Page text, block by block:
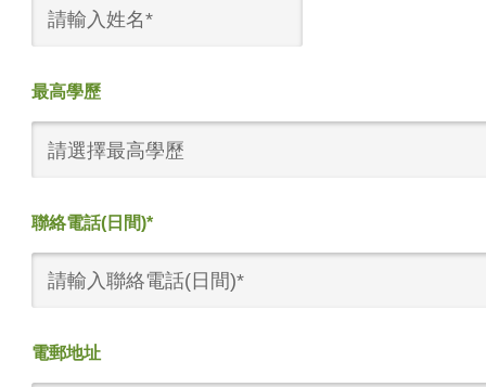
最高學歷
請選擇最高學歷
聯絡電話(日間)*
電郵地址